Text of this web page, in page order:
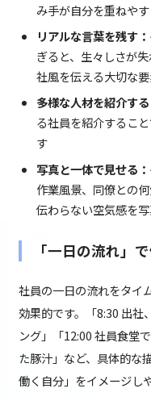
み手が自分を重ねや
リアルな言葉を残す：
ぎると、生々しさが
社風を伝える大切な
多様な人材を紹介する
る社員を紹介するこ
す
写真と一体で見せる：
作業風景、同僚との
伝わらない空気感を
「一日の流れ」
社員の一日の流れをタイ
効果的です。「8:30 出社
ング」「12:00 社員食堂
た豚汁」など、具体的な
働く自分」をイメージし